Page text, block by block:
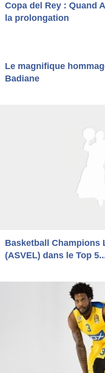
Copa del Rey : Quand
la prolongation
Le magnifique
Badiane
Basketball Champions
(ASVEL) dans le Top